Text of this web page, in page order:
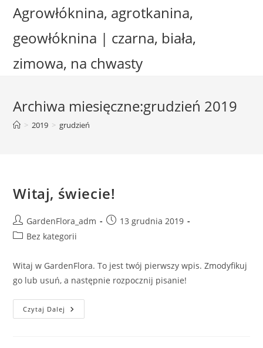
content
Agrowłóknina, agrotkanina,
geowłóknina | czarna, biała,
zimowa, na chwasty
Archiwa miesięczne:grudzień 2019
> 2019 > grudzień
Witaj, świecie!
Post
author:
GardenFlora_adm
Post13 grudnia 2019
PostBez kategorii
Witaj w GardenFlora. To jest twój pierwszy wpis. Zmodyfikuj
go lub usuń, a następnie rozpocznij pisanie!
Czytaj Dalej Witaj,
Świecie!